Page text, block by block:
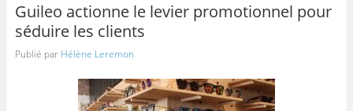
Guileo actionne le levier promotionnel pour
séduire les clients
Publié par Hélène Leremon